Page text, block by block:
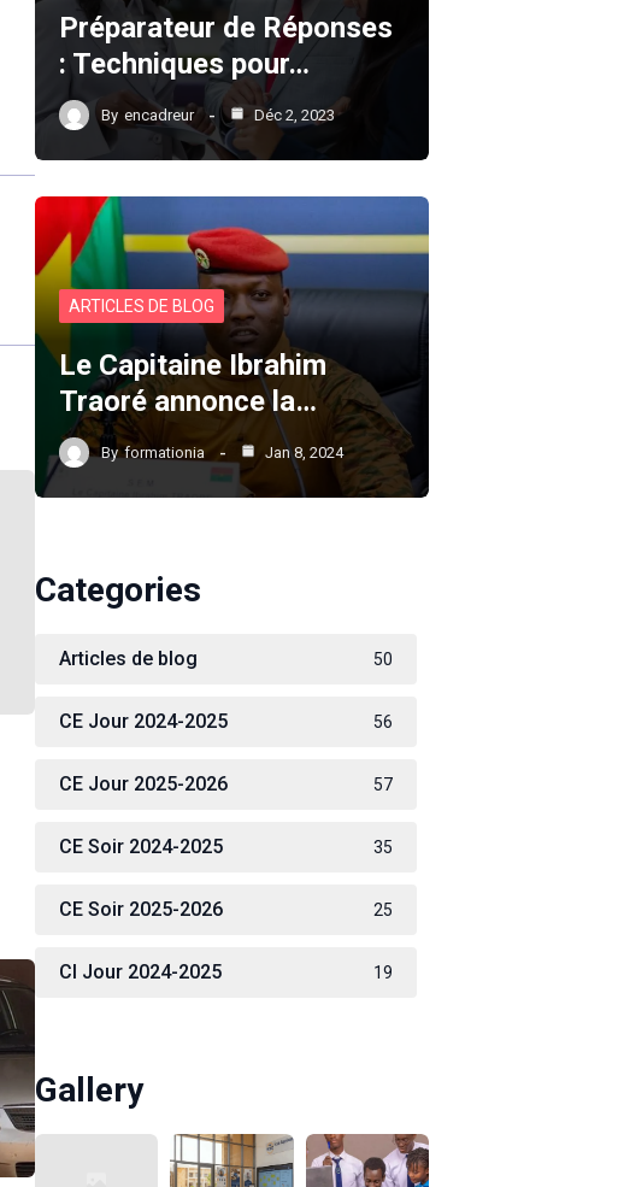
Préparateur de Réponses
: Techniques pour…
By encadreur Déc 2, 2023
ARTICLES DE BLOG
Le Capitaine Ibrahim
Traoré annonce la…
By formationia Jan 8, 2024
Categories
Articles de blog 50
CE Jour 2024-2025 56
CE Jour 2025-2026 57
CE Soir 2024-2025 35
CE Soir 2025-2026 25
CI Jour 2024-2025 19
Gallery